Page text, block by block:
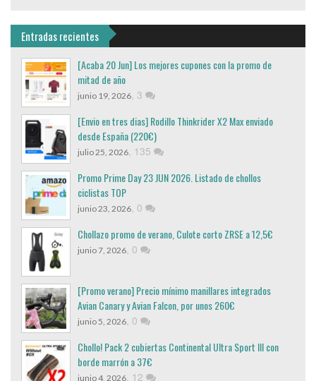
Entradas recientes
[Acaba 20 Jun] Los mejores cupones con la promo de
mitad de año
junio 19, 2026, 3
[Envio en tres dias] Rodillo Thinkrider X2 Max enviado
desde España (220€)
julio 25, 2026, 135
Promo Prime Day 23 JUN 2026. Listado de chollos
ciclistas TOP
junio 23, 2026, 0
Chollazo promo de verano, Culote corto ZRSE a 12,5€
junio 7, 2026, 0
[Promo verano] Precio mínimo manillares integrados
Avian Canary y Avian Falcon, por unos 260€
junio 5, 2026, 0
Chollo! Pack 2 cubiertas Continental Ultra Sport III con
borde marrón a 37€
junio 4, 2026, 12